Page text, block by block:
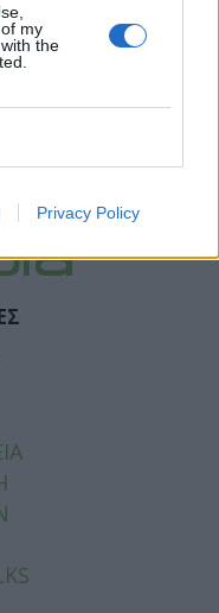
my
the
Privacy Policy